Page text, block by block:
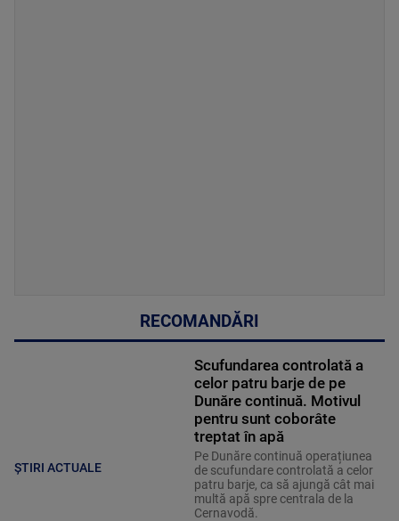
RECOMANDĂRI
ȘTIRI ACTUALE
Scufundarea controlată a
celor patru barje de pe
Dunăre continuă. Motivul
pentru sunt coborâte
treptat în apă
Pe Dunăre continuă operațiunea
de scufundare controlată a celor
patru barje, ca să ajungă cât mai
multă apă spre centrala de la
Cernavodă.